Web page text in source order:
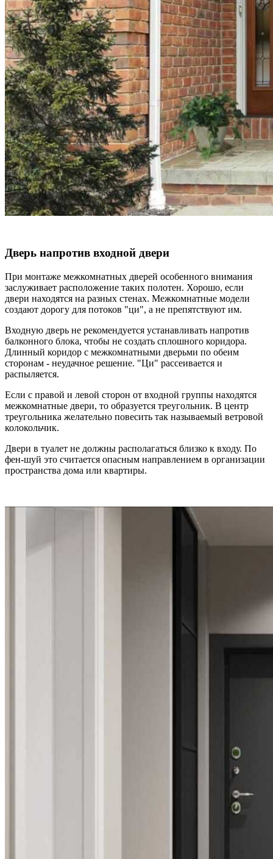
Дверь напротив входной двери
При монтаже межкомнатных дверей особенного внимания
заслуживает расположение таких полотен. Хорошо, если
двери находятся на разных стенах. Межкомнатные модели
создают дорогу для потоков "ци", а не препятствуют им.
Входную дверь не рекомендуется устанавливать напротив
балконного блока, чтобы не создать сплошного коридора.
Длинный коридор с межкомнатными дверьми по обеим
сторонам - неудачное решение. "Ци" рассеивается и
распыляется.
Если с правой и левой сторон от входной группы находятся
межкомнатные двери, то образуется треугольник. В центр
треугольника желательно повесить так называемый ветровой
колокольчик.
Двери в туалет не должны располагаться близко к входу. По
фен-шуй это считается опасным направлением в организации
пространства дома или квартиры.